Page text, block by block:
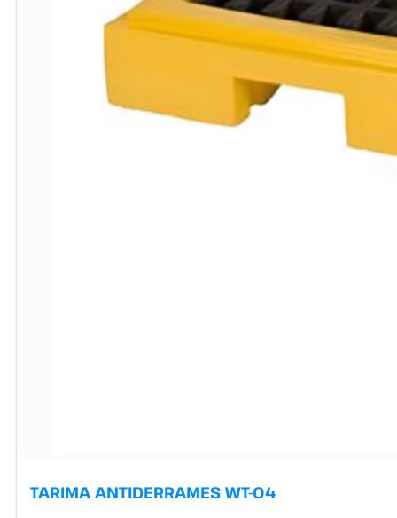
TARIMA ANTIDERRAMES WT-04